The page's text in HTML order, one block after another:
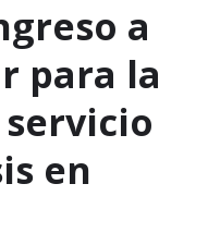
a
para la
en